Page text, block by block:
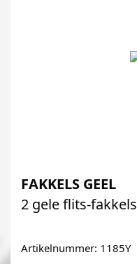
FAKKELS GEEL
2 gele flits-fakkels
Artikelnummer: 1185Y